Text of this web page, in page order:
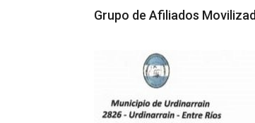
Grupo de Afiliados